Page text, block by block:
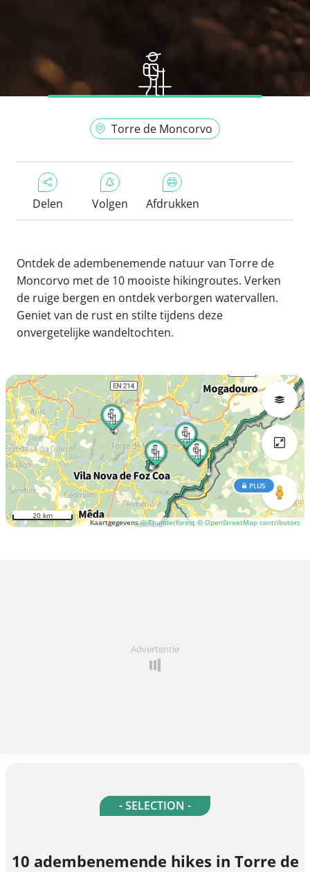
Torre de Moncorvo
Delen Volgen Afdrukken
Ontdek de adembenemende natuur van Torre de
Moncorvo met de 10 mooiste hikingroutes. Verken
de ruige bergen en ontdek verborgen watervallen.
Geniet van de rust en stilte tijdens deze
onvergetelijke wandeltochten.
Kaartgegevens© Thunderforest © OpenStreetMap contributors
PLUS
20 km
Advertentie
- SELECTION -
10 adembenemende hikes in Torre de